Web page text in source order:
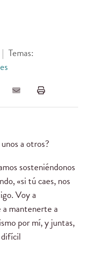
| Temas:
a otros?
sosteniéndonos
«si tú caes, nos
Voy a
mantenerte a
por mí, y juntas,